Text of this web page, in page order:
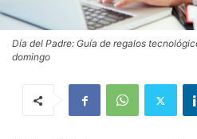
Día del Padre: Guía de regalos
domingo